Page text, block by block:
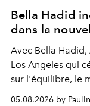
Bella Hadid
dans la
Avec Bella
Los Angeles qui
sur l'équilibre, le
05.08.2026 by